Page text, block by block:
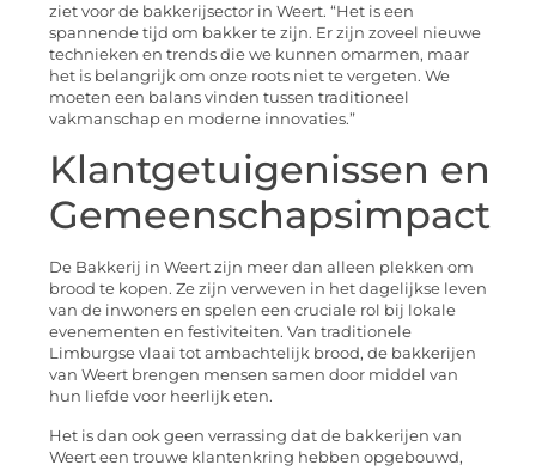
ziet voor de bakkerijsector in Weert. “Het is een
spannende tijd om bakker te zijn. Er zijn zoveel nieuwe
technieken en trends die we kunnen omarmen, maar
het is belangrijk om onze roots niet te vergeten. We
moeten een balans vinden tussen traditioneel
vakmanschap en moderne innovaties.”
Klantgetuigenissen en
Gemeenschapsimpact
De Bakkerij in Weert zijn meer dan alleen plekken om
brood te kopen. Ze zijn verweven in het dagelijkse leven
van de inwoners en spelen een cruciale rol bij lokale
evenementen en festiviteiten. Van traditionele
Limburgse vlaai tot ambachtelijk brood, de bakkerijen
van Weert brengen mensen samen door middel van
hun liefde voor heerlijk eten.
Het is dan ook geen verrassing dat de bakkerijen van
Weert een trouwe klantenkring hebben opgebouwd,